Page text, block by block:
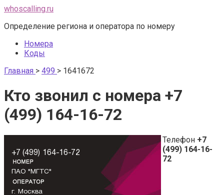
Перейти
контенту
whoscalling.ru
Определение региона и оператора по номеру
Номера
Коды
Главная > 499 > 1641672
Кто звонил с номера +7
(499) 164-16-72
Телефон +7
(499) 164-16-
72